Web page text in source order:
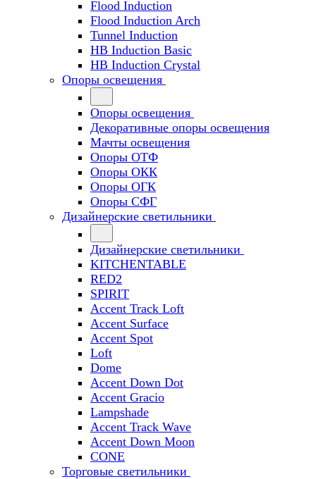
Flood Induction
Flood Induction Arch
Tunnel Induction
HB Induction Basic
HB Induction Crystal
Опоры освещения
Опоры освещения
Декоративные опоры освещения
Мачты освещения
Опоры ОТФ
Опоры ОКК
Опоры ОГК
Опоры СФГ
Дизайнерские светильники
Дизайнерские светильники
KITCHENTABLE
RED2
SPIRIT
Accent Track Loft
Accent Surface
Accent Spot
Loft
Dome
Accent Down Dot
Accent Gracio
Lampshade
Accent Track Wave
Accent Down Moon
CONE
Торговые светильники